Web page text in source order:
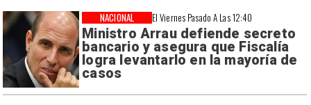
El Viernes Pasado A Las 12:40
Ministro Arrau defiende secreto
bancario y asegura que Fiscalía
logra levantarlo en la mayoría de
casos
NACIONAL